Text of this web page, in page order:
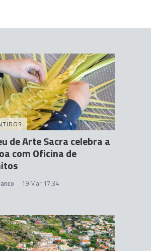
de Arte Sacra celebra a
com Oficina de
19 Mar 17:34